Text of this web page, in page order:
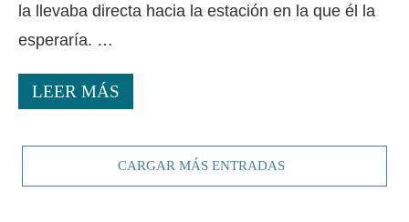
la llevaba directa hacia la estación en la que él la
esperaría. …
LEER MÁS
CARGAR MÁS ENTRADAS